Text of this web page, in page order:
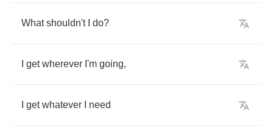
What shouldn't do?
get wherever I'm going,
get whatever need